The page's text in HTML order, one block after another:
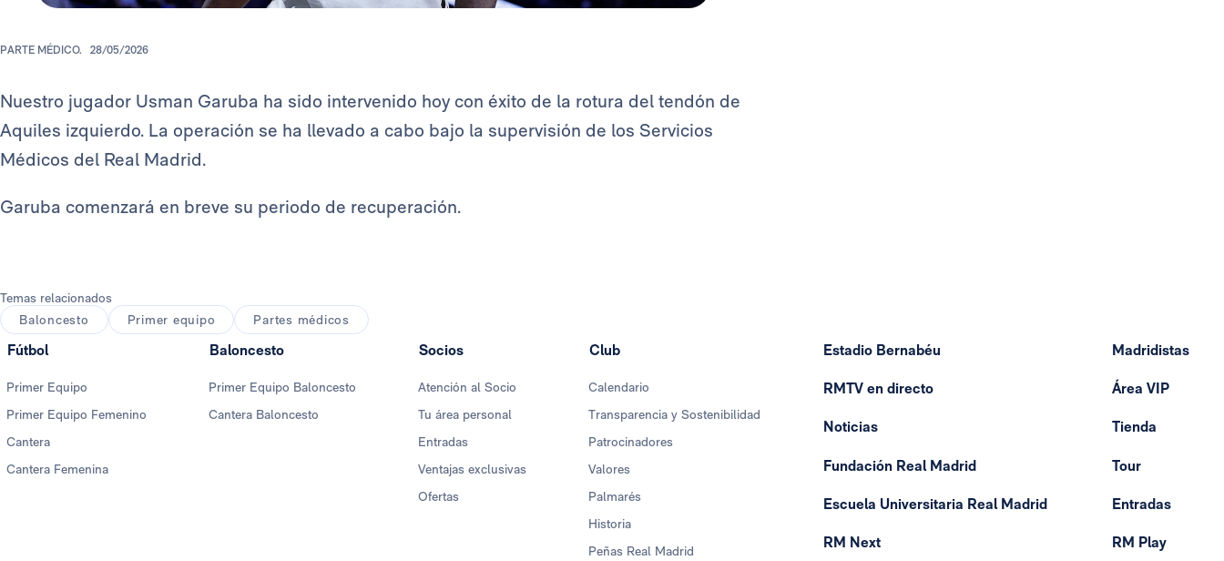
PARTE MÉDICO. 28/05/2026
Nuestro jugador Usman Garuba ha sido intervenido hoy con éxito de la rotura del tendón de
Aquiles izquierdo. La operación se ha llevado a cabo bajo la supervisión de los Servicios
Médicos del Real Madrid.
Garuba comenzará en breve su periodo de recuperación.
Temas relacionados
Baloncesto
Primer equipo Partes médicos
Fútbol
Primer Equipo
Primer Equipo Femenino
Cantera
Cantera Femenina
Baloncesto
Primer Equipo Baloncesto
Cantera Baloncesto
Socios
Atención al Socio
Tu área personal
Entradas
Ventajas exclusivas
Ofertas
Club
Calendario
Transparencia y Sostenibilidad
Patrocinadores
Valores
Palmarés
Historia
Peñas Real Madrid
Estadio Bernabéu
RMTV en directo
Noticias
Fundación Real Madrid
Escuela Universitaria Real Madrid
RM Next
Madridistas
Área VIP
Tienda
Tour
Entradas
RM Play